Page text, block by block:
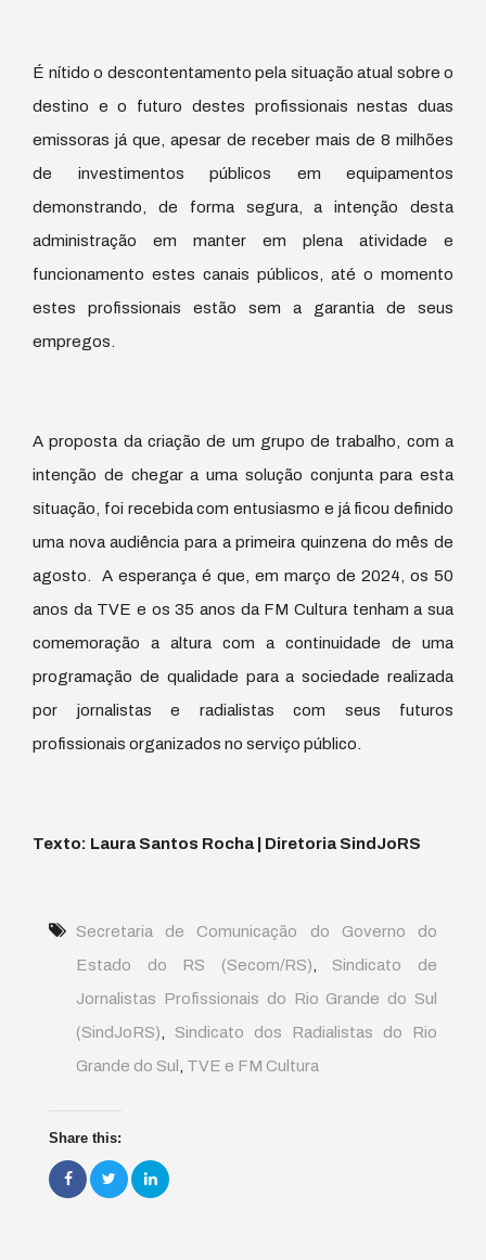
É nítido o descontentamento pela situação atual sobre o
destino e o futuro destes profissionais nestas duas
emissoras já que, apesar de receber mais de 8 milhões
de investimentos públicos em equipamentos
demonstrando, de forma segura, a intenção desta
administração em manter em plena atividade e
funcionamento estes canais públicos, até o momento
estes profissionais estão sem a garantia de seus
empregos.
A proposta da criação de um grupo de trabalho, com a
intenção de chegar a uma solução conjunta para esta
situação, foi recebida com entusiasmo e já ficou definido
uma nova audiência para a primeira quinzena do mês de
agosto. A esperança é que, em março de 2024, os 50
anos da TVE e os 35 anos da FM Cultura tenham a sua
comemoração a altura com a continuidade de uma
programação de qualidade para a sociedade realizada
por jornalistas e radialistas com seus futuros
profissionais organizados no serviço público.
Texto: Laura Santos Rocha | Diretoria SindJoRS
Secretaria de Comunicação do Governo do
Estado do RS (Secom/RS)
Sindicato de
Jornalistas Profissionais do Rio Grande do Sul
(SindJoRS)
Sindicato dos Radialistas do Rio
Grande do Sul
TVE e FM Cultura
Share this: